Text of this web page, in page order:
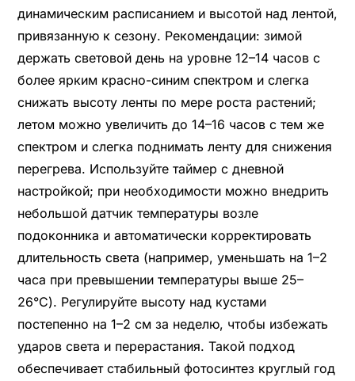
динамическим расписанием и высотой над лентой,
привязанную к сезону. Рекомендации: зимой
держать световой день на уровне 12–14 часов с
более ярким красно-синим спектром и слегка
снижать высоту ленты по мере роста растений;
летом можно увеличить до 14–16 часов с тем же
спектром и слегка поднимать ленту для снижения
перегрева. Используйте таймер с дневной
настройкой; при необходимости можно внедрить
небольшой датчик температуры возле
подоконника и автоматически корректировать
длительность света (например, уменьшать на 1–2
часа при превышении температуры выше 25–
26°C). Регулируйте высоту над кустами
постепенно на 1–2 см за неделю, чтобы избежать
ударов света и перерастания. Такой подход
обеспечивает стабильный фотосинтез круглый год